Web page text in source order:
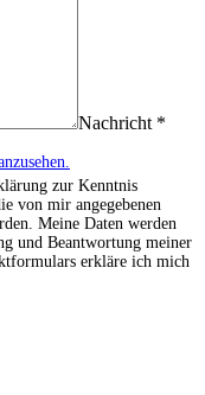
Nachricht *
zur Kenntnis
von mir angegebenen
Meine Daten werden
und Beantwortung meiner
erkläre ich mich